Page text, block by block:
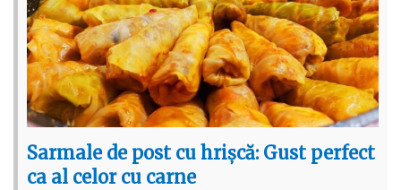
Sarmale de post cu hrișcă: Gust perfect
ca al celor cu carne